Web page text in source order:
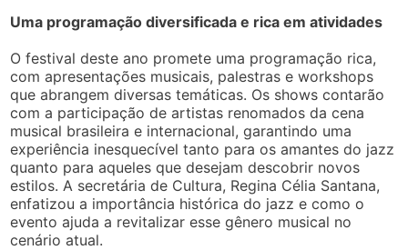
Uma programação diversificada e rica em atividades
O festival deste ano promete uma programação rica,
com apresentações musicais, palestras e workshops
que abrangem diversas temáticas. Os shows contarão
com a participação de artistas renomados da cena
musical brasileira e internacional, garantindo uma
experiência inesquecível tanto para os amantes do jazz
quanto para aqueles que desejam descobrir novos
estilos. A secretária de Cultura, Regina Célia Santana,
enfatizou a importância histórica do jazz e como o
evento ajuda a revitalizar esse gênero musical no
cenário atual.